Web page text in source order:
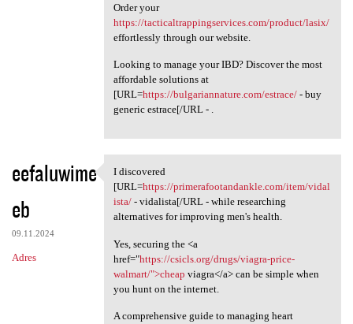
Order your
https://tacticaltrappingservices.com/product/lasix/
effortlessly through our website.
Looking to manage your IBD? Discover the most
affordable solutions at
[URL=https://bulgariannature.com/estrace/- buy
generic estrace[/URL - .
eefaluwime
eb
09.11.2024
Adres
I discovered [URL=https:/
I discovered
[URL=https://primerafootandankle.com/item/vidal
ista/- vidalista[/URL - while researching
alternatives for improving men's health.
Yes, securing the <a
href="https://csicls.org/drugs/viagra-price-
walmart/">cheap viagra</a> can be simple when
you hunt on the internet.
A comprehensive guide to managing heart